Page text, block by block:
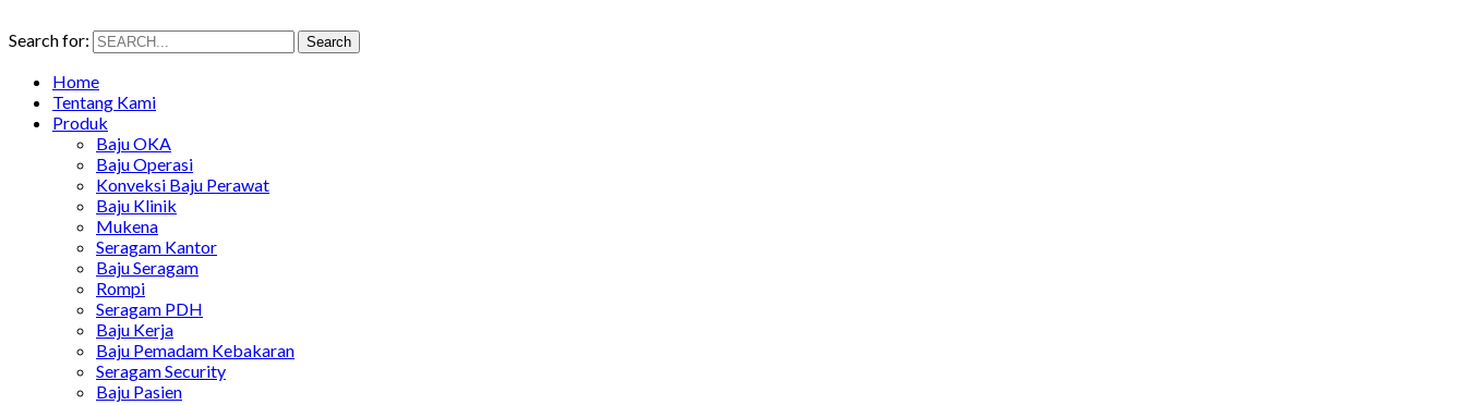
Search for: Search
Home
Tentang Kami
Produk
Baju OKA
Baju Operasi
Konveksi Baju Perawat
Baju Klinik
Mukena
Seragam Kantor
Baju Seragam
Rompi
Seragam PDH
Baju Kerja
Baju Pemadam Kebakaran
Seragam Security
Baju Pasien